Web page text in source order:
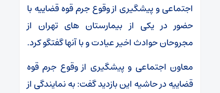
اجتماعی و پیشگیری از وقوع جرم قوه قضاییه با
حضور در یکی از بیمارستان های تهران از
مجروحان حوادث اخیر عیادت و با آنها گفتگو کرد.
معاون اجتماعی و پیشگیری از وقوع جرم قوه
قضاییه در حاشیه این بازدید گفت: به نمایندگی از